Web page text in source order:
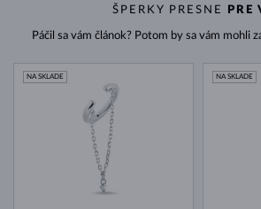
ŠPERKY PRESNE PRE
Páčil sa vám článok? Potom by sa vám mohli
NA SKLADE NA SKLADE